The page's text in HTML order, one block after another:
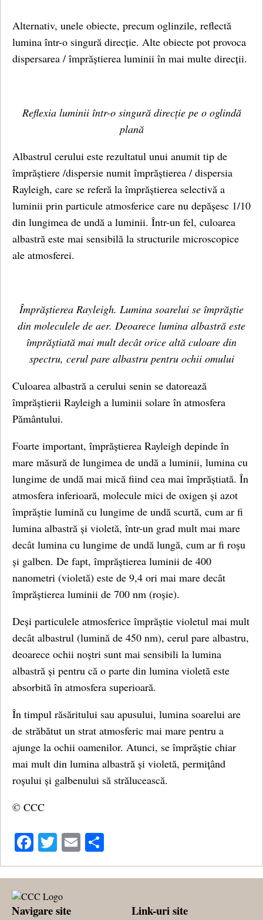
Alternativ, unele obiecte, precum oglinzile, reflectă
lumina într-o singură direcție. Alte obiecte pot provoca
dispersarea / împrăștierea luminii în mai multe direcții.
Reflexia luminii într-o singură direcție pe o oglindă
plană
Albastrul cerului este rezultatul unui anumit tip de
împrăștiere /dispersie numit împrăștierea / dispersia
Rayleigh, care se referă la împrăștierea selectivă a
luminii prin particule atmosferice care nu depășesc 1/10
din lungimea de undă a luminii. Într-un fel, culoarea
albastră este mai sensibilă la structurile microscopice
ale atmosferei.
Împrăștierea Rayleigh. Lumina soarelui se împrăștie
din moleculele de aer. Deoarece lumina albastră este
împrăștiată mai mult decât orice altă culoare din
spectru, cerul pare albastru pentru ochii omului
Culoarea albastră a cerului senin se datorează
împrăștierii Rayleigh a luminii solare în atmosfera
Pământului.
Foarte important, împrăștierea Rayleigh depinde în
mare măsură de lungimea de undă a luminii, lumina cu
lungime de undă mai mică fiind cea mai împrăștiată. În
atmosfera inferioară, molecule mici de oxigen și azot
împrăștie lumină cu lungime de undă scurtă, cum ar fi
lumina albastră și violetă, într-un grad mult mai mare
decât lumina cu lungime de undă lungă, cum ar fi roșu
și galben. De fapt, împrăștierea luminii de 400
nanometri (violetă) este de 9,4 ori mai mare decât
împrăștierea luminii de 700 nm (roșie).
Deși particulele atmosferice împrăștie violetul mai mult
decât albastrul (lumină de 450 nm), cerul pare albastru,
deoarece ochii noștri sunt mai sensibili la lumina
albastră și pentru că o parte din lumina violetă este
absorbită în atmosfera superioară.
În timpul răsăritului sau apusului, lumina soarelui are
de străbătut un strat atmosferic mai mare pentru a
ajunge la ochii oamenilor. Atunci, se împrăștie chiar
mai mult din lumina albastră și violetă, permițând
roșului și galbenului să strălucească.
© CCC
Facebook
Twitter
Email
Navigare site Link-uri site